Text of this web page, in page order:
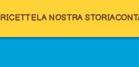
RICETTELA NOSTRA STORIA